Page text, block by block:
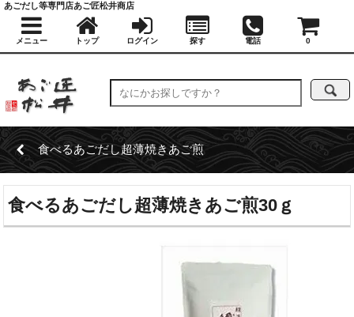
食べるあごだし超薄焼きあご煎
食べるあごだし超薄焼きあご煎30ｇ
あごだし等専門店あご匠松井商店
メニュー トップ ログイン 探す 電話 0